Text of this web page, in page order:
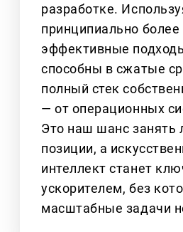
разработке.
принципиально более
эффективные
способны в сжатые
полный стек
— от операционных
Это наш шанс занять
позиции, а
интеллект станет
ускорителем, без
масштабные задачи